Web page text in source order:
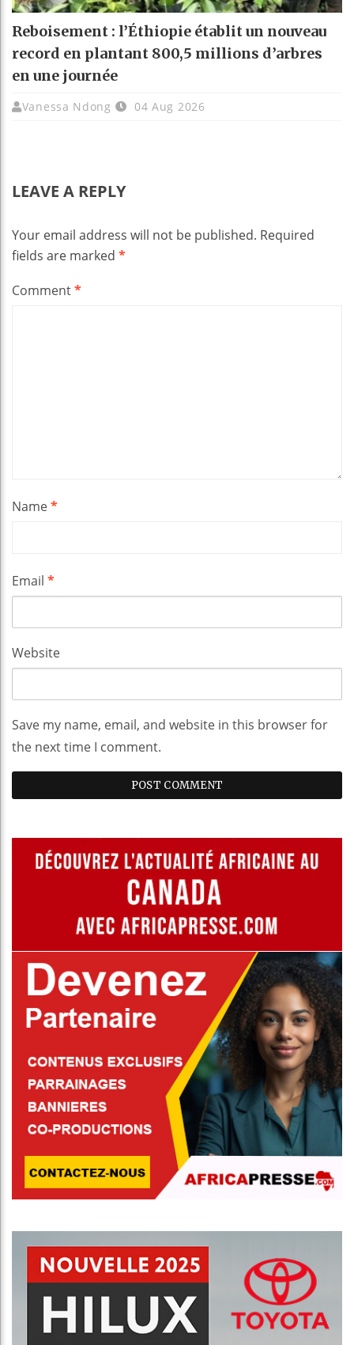
Reboisement : l’Éthiopie établit un nouveau
record en plantant 800,5 millions d’arbres
en une journée
Vanessa Ndong 04 Aug 2026
LEAVE A REPLY
Your email address will not be published. Required
fields are marked *
Comment*
Name*
Email *
Website
Save my name, email, and website in this browser for
the next time I comment.